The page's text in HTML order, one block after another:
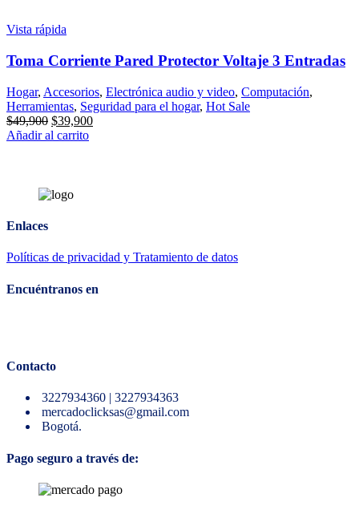
Vista rápida
Toma Corriente Pared Protector Voltaje 3 Entradas
Hogar, Accesorios, Electrónica audio y video, Computación,
Herramientas, Seguridad para el hogar, Hot Sale
$49,900 El
precio
$39,900El
Añadir al carrito
Enlaces
Políticas de privacidad y Tratamiento de datos
Encuéntranos en
Contacto
3227934360 | 3227934363
mercadoclicksas@gmail.com
Bogotá.
Pago seguro a través de: